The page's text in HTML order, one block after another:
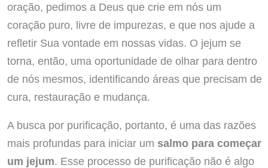
oração, pedimos a Deus que crie em nós um
coração puro, livre de impurezas, e que nos ajude a
refletir Sua vontade em nossas vidas. O jejum se
torna, então, uma oportunidade de olhar para dentro
de nós mesmos, identificando áreas que precisam de
cura, restauração e mudança.
A busca por purificação, portanto, é uma das razões
mais profundas para iniciar um salmo para começar
um jejum. Esse processo de purificação não é algo